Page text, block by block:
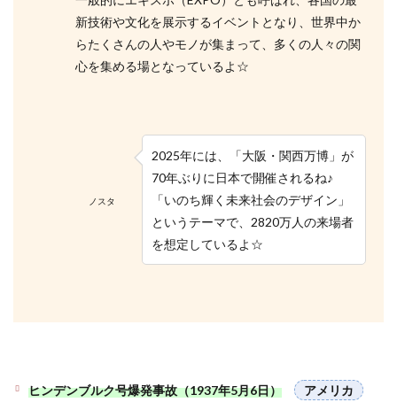
新技術や文化を展示するイベントとなり、世界中か
らたくさんの人やモノが集まって、多くの人々の関
心を集める場となっているよ☆
ノスタ
2025年には、「大阪・関西万博」が
70年ぶりに日本で開催されるね♪
「いのち輝く未来社会のデザイン」
というテーマで、2820万人の来場者
を想定しているよ☆
ヒンデンブルク号爆発事故（1937年5月6日） アメリカ